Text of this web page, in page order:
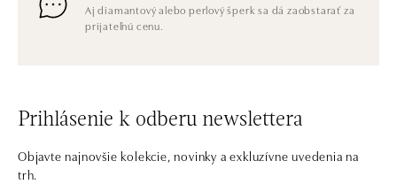
Aj diamantový alebo perlový šperk sa dá zaobstarať za
prijateľnú cenu.
Prihlásenie k odberu newslettera
Objavte najnovšie kolekcie, novinky a exkluzívne uvedenia na
trh.